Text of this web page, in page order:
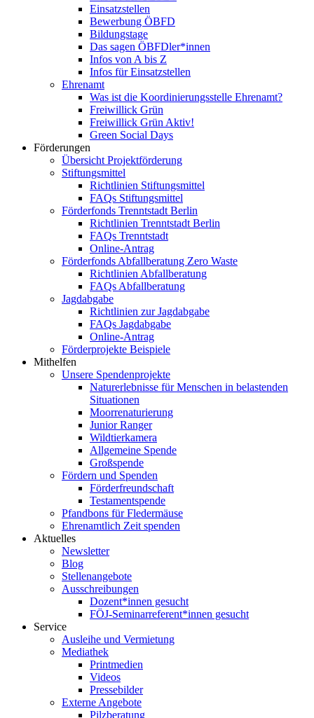
Einsatzstellen
Bewerbung ÖBFD
Bildungstage
Das sagen ÖBFDler*innen
Infos von A bis Z
Infos für Einsatzstellen
Ehrenamt
Was ist die Koordinierungsstelle Ehrenamt?
Freiwillick Grün
Freiwillick Grün Aktiv!
Green Social Days
Förderungen
Übersicht Projektförderung
Stiftungsmittel
Richtlinien Stiftungsmittel
FAQs Stiftungsmittel
Förderfonds Trenntstadt Berlin
Richtlinien Trenntstadt Berlin
FAQs Trenntstadt
Online-Antrag
Förderfonds Abfallberatung Zero Waste
Richtlinien Abfallberatung
FAQs Abfallberatung
Jagdabgabe
Richtlinien zur Jagdabgabe
FAQs Jagdabgabe
Online-Antrag
Förderprojekte Beispiele
Mithelfen
Unsere Spendenprojekte
Naturerlebnisse für Menschen in belastenden
Situationen
Moorrenaturierung
Junior Ranger
Wildtierkamera
Allgemeine Spende
Großspende
Fördern und Spenden
Förderfreundschaft
Testamentspende
Pfandbons für Fledermäuse
Ehrenamtlich Zeit spenden
Aktuelles
Newsletter
Blog
Stellenangebote
Ausschreibungen
Dozent*innen gesucht
FÖJ-Seminarreferent*innen gesucht
Service
Ausleihe und Vermietung
Mediathek
Printmedien
Videos
Pressebilder
Externe Angebote
Pilzberatung